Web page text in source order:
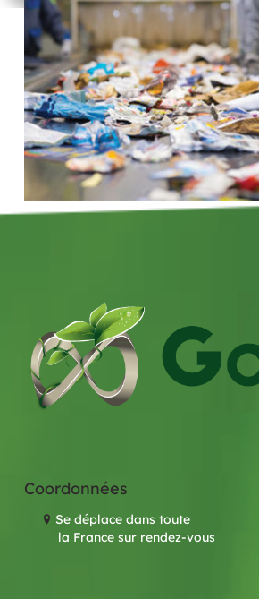
Coordonnées
Se déplace dans toute
la France sur rendez-vous